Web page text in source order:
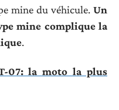
mine du véhicule. Un
mine complique la
.
07: la moto la plus